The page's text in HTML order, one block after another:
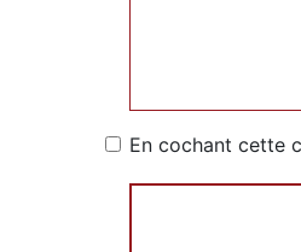
En cochant cette